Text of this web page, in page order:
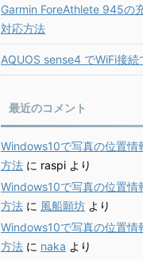
Garmin ForeAthlete 945の
対応方法
AQUOS sense4 でWiFi接続
最近のコメント
Windows10で写真の位置情
方法 に raspi より
Windows10で写真の位置情
方法 に 風船願坊 より
Windows10で写真の位置情
方法 に naka より